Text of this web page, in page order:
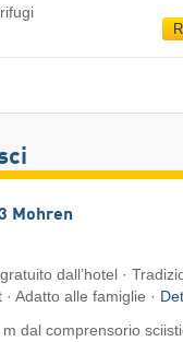
Mohren
dall’hotel ·
Adatto alle famiglie ·
dal comprensorio